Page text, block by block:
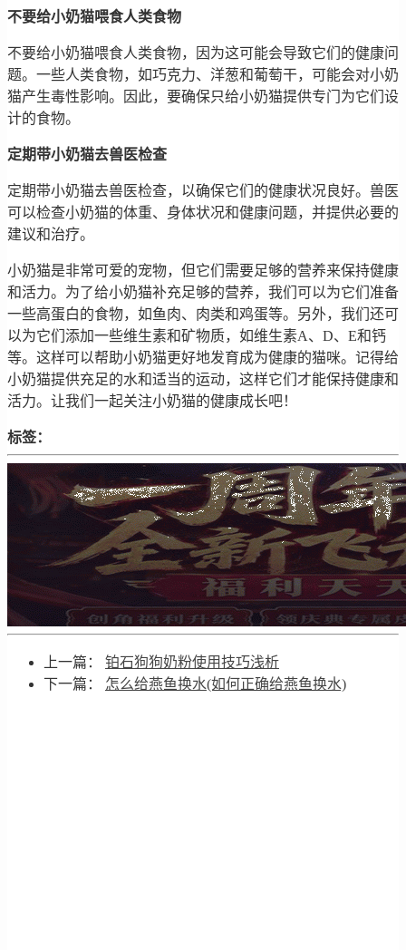
不要给小奶猫喂食人类食物
不要给小奶猫喂食人类食物，因为这可能会导致它们的健康问
题。一些人类食物，如巧克力、洋葱和葡萄干，可能会对小奶
猫产生毒性影响。因此，要确保只给小奶猫提供专门为它们设
计的食物。
定期带小奶猫去兽医检查
定期带小奶猫去兽医检查，以确保它们的健康状况良好。兽医
可以检查小奶猫的体重、身体状况和健康问题，并提供必要的
建议和治疗。
小奶猫是非常可爱的宠物，但它们需要足够的营养来保持健康
和活力。为了给小奶猫补充足够的营养，我们可以为它们准备
一些高蛋白的食物，如鱼肉、肉类和鸡蛋等。另外，我们还可
以为它们添加一些维生素和矿物质，如维生素A、D、E和钙
等。这样可以帮助小奶猫更好地发育成为健康的猫咪。记得给
小奶猫提供充足的水和适当的运动，这样它们才能保持健康和
活力。让我们一起关注小奶猫的健康成长吧！
标签：
上一篇： 铂石狗狗奶粉使用技巧浅析
下一篇： 怎么给燕鱼换水(如何正确给燕鱼换水)